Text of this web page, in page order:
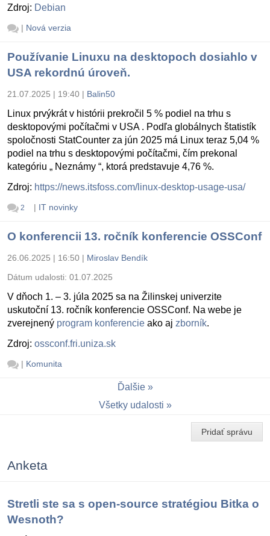
Zdroj: Debian
| Nová verzia
Používanie Linuxu na desktopoch dosiahlo v
USA rekordnú úroveň.
21.07.2025 | 19:40 | Balin50
Linux prvýkrát v histórii prekročil 5 % podiel na trhu s
desktopovými počítačmi v USA . Podľa globálnych štatistík
spoločnosti StatCounter za jún 2025 má Linux teraz 5,04 %
podiel na trhu s desktopovými počítačmi, čím prekonal
kategóriu „ Neznámy “, ktorá predstavuje 4,76 %.
Zdroj: https://news.itsfoss.com/linux-desktop-usage-usa/
2 | IT novinky
O konferencii 13. ročník konferencie OSSConf
26.06.2025 | 16:50 | Miroslav Bendík
Dátum udalosti: 01.07.2025
V dňoch 1. – 3. júla 2025 sa na Žilinskej univerzite
uskutoční 13. ročník konferencie OSSConf. Na webe je
zverejnený program konferencie ako aj zborník.
Zdroj: ossconf.fri.uniza.sk
| Komunita
Ďalšie
Všetky udalosti
Pridať správu
Anketa
Stretli ste sa s open-source stratégiou Bitka o
Wesnoth?